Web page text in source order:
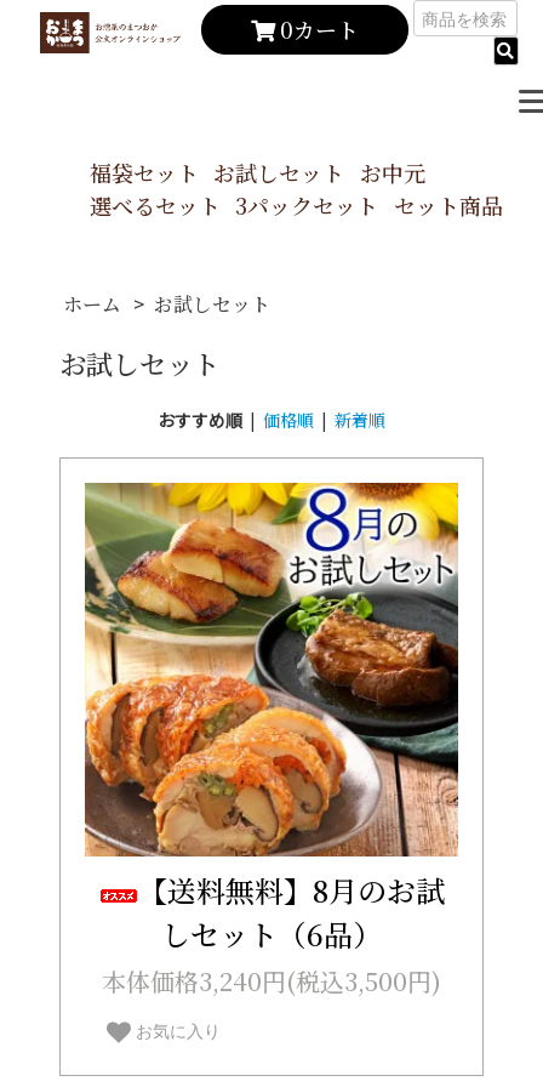
0カート
福袋セット お試しセット
お中元
選べるセット
3パックセット セット商品
ホーム > お試しセット
お試しセット
おすすめ順 | 価格順 | 新着順
【送料無料】8月のお試
しセット（6品）
本体価格3,240円(税込3,500円)
お気に入り